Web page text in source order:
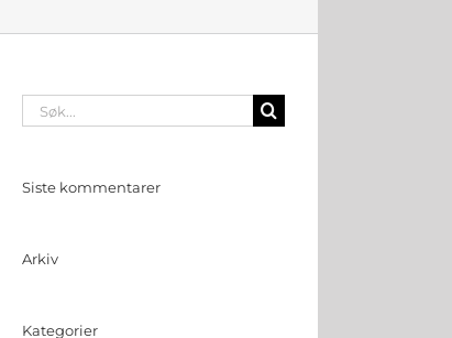
Søk
etter:
Siste kommentarer
Arkiv
Kategorier